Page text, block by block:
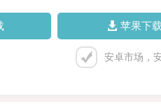
苹果下载
安卓市场，